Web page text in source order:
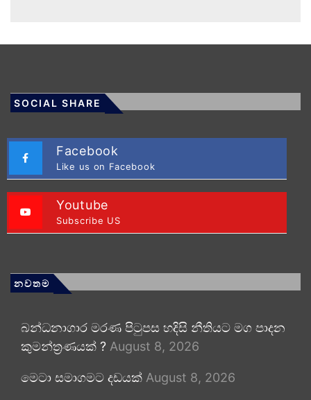
SOCIAL SHARE
Facebook
Like us on Facebook
Youtube
Subscribe US
නවතම
බන්ධනාගාර මරණ පිටුපස හදිසි නීතියට මග පාදන
කුමන්ත්‍රණයක් ? August 8, 2026
මෙටා සමාගමට දඩයක් August 8, 2026